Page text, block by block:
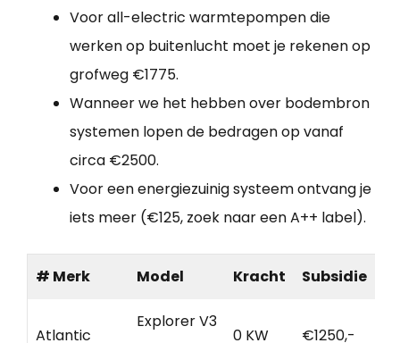
Voor all-electric warmtepompen die
werken op buitenlucht moet je rekenen op
grofweg €1775.
Wanneer we het hebben over bodembron
systemen lopen de bedragen op vanaf
circa €2500.
Voor een energiezuinig systeem ontvang je
iets meer (€125, zoek naar een A++ label).
# Merk Model Kracht Subsidie
Atlantic
Explorer V3
0 KW €1250,-